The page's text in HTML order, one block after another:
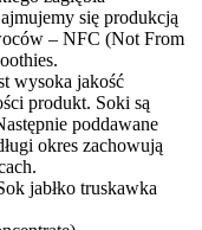
się produkcją
– NFC (Not From
wysoka jakość
produkt. Soki są
poddawane
okres zachowują
jabłko truskawka